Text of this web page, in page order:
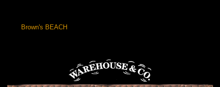
Brown's BEACH